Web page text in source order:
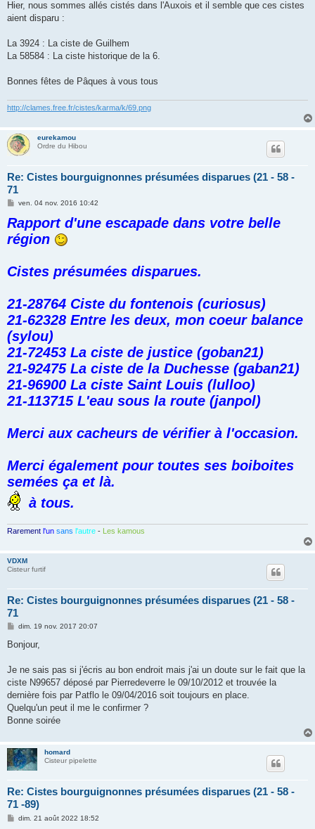
g
Hier, nous sommes allés cistés dans l'Auxois et il semble que ces cistes
aient disparu :
La 3924 : La ciste de Guilhem
La 58584 : La ciste historique de la 6.
Bonnes fêtes de Pâques à vous tous
http://clames.free.fr/cistes/karma/k/69.png
eurekamou
Ordre du Hibou
Re: Cistes bourguignonnes présumées disparues (21 - 58 -
71
M
s
s
a
g
ven. 04 nov. 2016 10:42
Rapport d'une escapade dans votre belle
région
Cistes présumées disparues.
21-28764 Ciste du fontenois (curiosus)
21-62328 Entre les deux, mon coeur balance
(sylou)
21-72453 La ciste de justice (goban21)
21-92475 La ciste de la Duchesse (gaban21)
21-96900 La ciste Saint Louis (lulloo)
21-113715 L'eau sous la route (janpol)
Merci aux cacheurs de vérifier à l'occasion.
Merci également pour toutes ses boiboites
semées ça et là.
à tous.
Rarement l'un sans l'autre - Les kamous
VDXM
Cisteur furtif
Re: Cistes bourguignonnes présumées disparues (21 - 58 -
71
M
s
g
dim. 19 nov. 2017 20:07
Bonjour,
Je ne sais pas si j'écris au bon endroit mais j'ai un doute sur le fait que la
ciste N99657 déposé par Pierredeverre le 09/10/2012 et trouvée la
dernière fois par Patflo le 09/04/2016 soit toujours en place.
Quelqu'un peut il me le confirmer ?
Bonne soirée
homard
Cisteur pipelette
Re: Cistes bourguignonnes présumées disparues (21 - 58 -
71 -89)
Mdim. 21 août 2022 18:52